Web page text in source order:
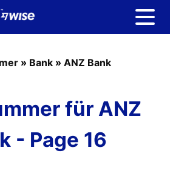
» Bank » ANZ Bank
für ANZ
- Page 16